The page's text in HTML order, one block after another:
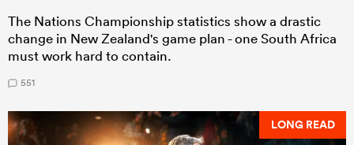
The Nations Championship statistics show a drastic
change in New Zealand's game plan - one South Africa
must work hard to contain.
551
LONG READ